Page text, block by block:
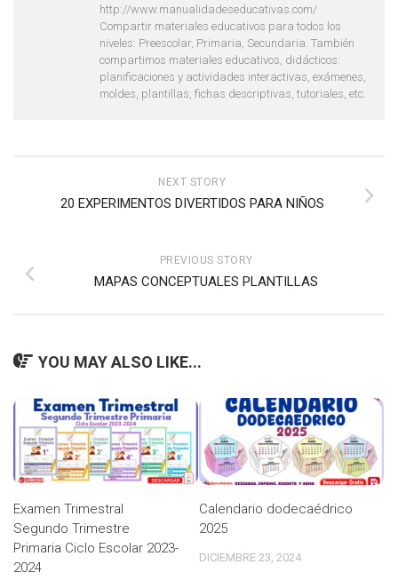
http://www.manualidadeseducativas.com/
Compartir materiales educativos para todos los
niveles: Preescolar, Primaria, Secundaria. También
compartimos materiales educativos, didácticos:
planificaciones y actividades interactivas, exámenes,
moldes, plantillas, fichas descriptivas, tutoriales, etc.
NEXT STORY
20 EXPERIMENTOS DIVERTIDOS PARA NIÑOS
PREVIOUS STORY
MAPAS CONCEPTUALES PLANTILLAS
YOU MAY ALSO LIKE...
Examen Trimestral
Segundo Trimestre
Primaria Ciclo Escolar 2023-
2024
Calendario dodecaédrico
2025
DICIEMBRE 23, 2024